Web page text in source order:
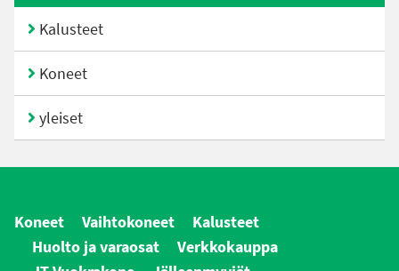
Kalusteet
Koneet
yleiset
Koneet Vaihtokoneet
Kalusteet
Huolto ja varaosat
Verkkokauppa